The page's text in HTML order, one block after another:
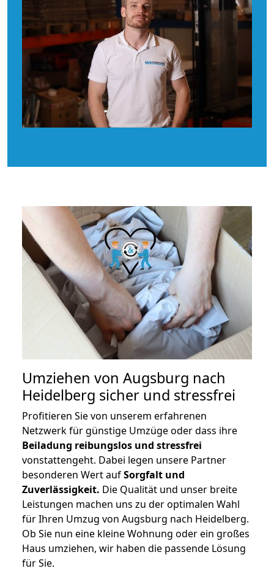
Umziehen von Augsburg nach
Heidelberg sicher und stressfrei
Profitieren Sie von unserem erfahrenen
Netzwerk für günstige Umzüge oder dass ihre
Beiladung reibungslos und stressfrei
vonstattengeht. Dabei legen unsere Partner
besonderen Wert aufSorgfalt und
Zuverlässigkeit. Die Qualität und unser breite
Leistungen machen uns zu der optimalen Wahl
für Ihren Umzug von Augsburg nach Heidelberg.
Ob Sie nun eine kleine Wohnung oder ein großes
Haus umziehen, wir haben die passende Lösung
für Sie.